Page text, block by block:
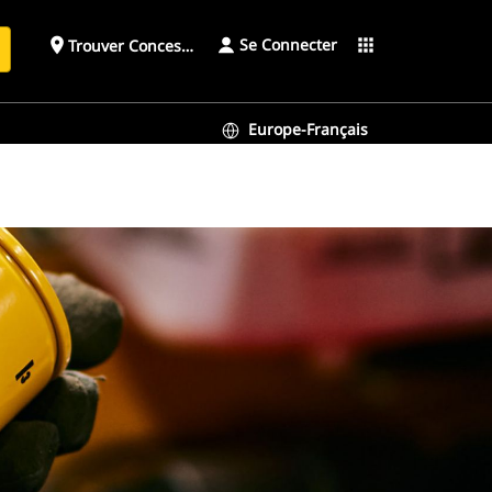
place Trouver ConcessionnaireSe Connecter apps
Europe-Français